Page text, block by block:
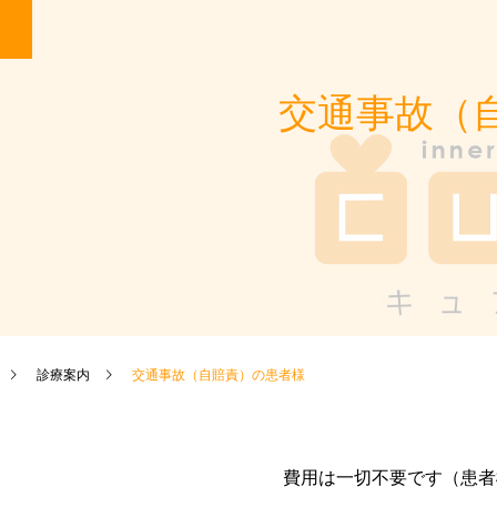
事に伴う休診のお知らせ
交通事故（
診療案内 交通事故（自賠責）の患者様
費用は一切不要です（患